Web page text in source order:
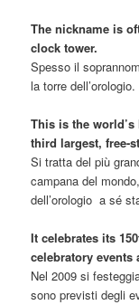
The nickname is
clock tower.
Spesso il
la torre dell’orologio.
This is the
third largest, free-
Si tratta del più
campana del
dell’orologio a sé
It celebrates its
celebratory events
Nel 2009 si
sono previsti degli